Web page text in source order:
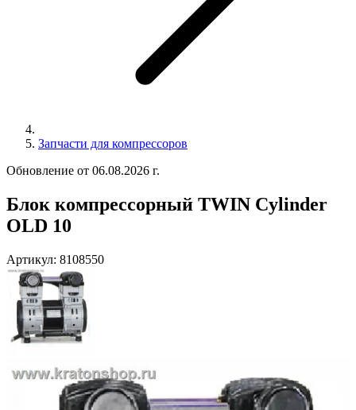
Запчасти для компрессоров
Обновление от 06.08.2026 г.
Блок компрессорный TWIN Cylinder
OLD 10
Артикул: 8108550